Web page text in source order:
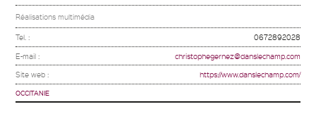
Réalisations multimédia
Tel. : 0672892028
E-mail : christophegernez@danslechamp.com
Site web : https://www.danslechamp.com/
OCCITANIE